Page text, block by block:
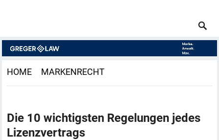
HOME MARKENRECHT
Die 10 wichtigsten Regelungen jedes
Lizenzvertrags